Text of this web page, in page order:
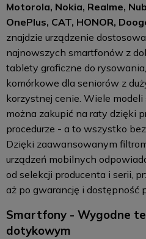
Motorola, Nokia, Realme,
OnePlus, CAT, HONOR,
znajdzie urządzenie
najnowszych smartfonów z
tablety graficzne do
komórkowe dla seniorów z
korzystnej cenie. Wiele
można zakupić na raty dzięki
procedurze - a to wszystko
Dzięki zaawansowanym
urządzeń mobilnych
od selekcji producenta i serii,
aż po gwarancję i dostępność
Smartfony - Wygodne
dotykowym